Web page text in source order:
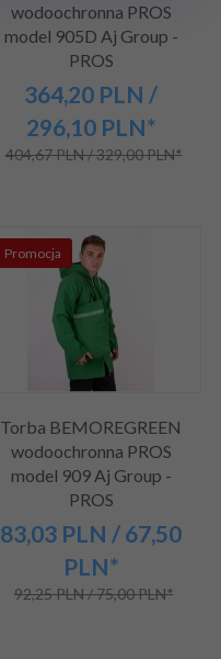
wodoochronna PROS
model 905D Aj Group -
PROS
364,20 PLN /
296,10 PLN*
404,67 PLN / 329,00 PLN*
Promocja
Torba BEMOREGREEN
wodoochronna PROS
model 909 Aj Group -
PROS
83,03 PLN / 67,50
PLN*
92,25 PLN / 75,00 PLN*